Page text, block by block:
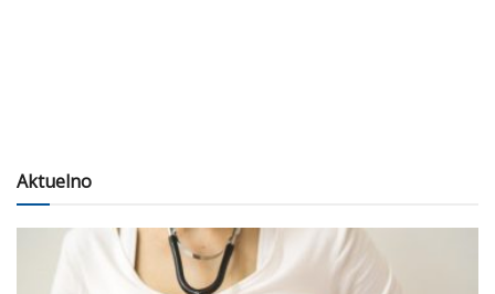
Aktuelno